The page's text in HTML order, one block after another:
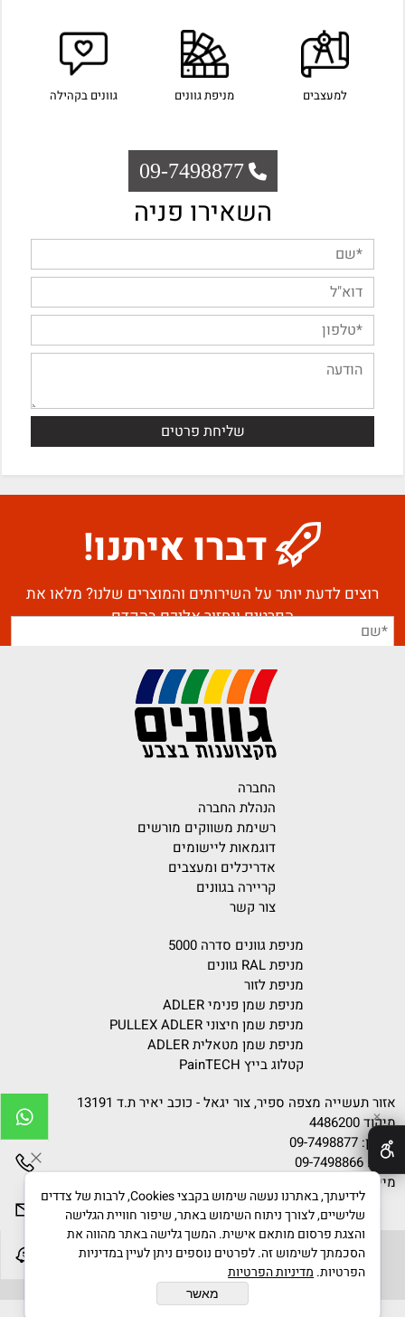
למעצבים מניפת גוונים גוונים בקהילה
09-7498877
השאירו פניה
דברו איתנו!
רוצים לדעת יותר על השירותים והמוצרים שלנו? מלאו את
הפרטים ונחזור אליכם בהקדם
החברה
הנהלת החברה
רשימת משווקים מורשים
דוגמאות ליישומים
אדריכלים ומעצבים
קריירה בגוונים
צור קשר
מניפת גוונים סדרה 5000
מניפת RAL גוונים
מניפת לזור
מניפת שמן פנימי ADLER
מניפת שמן חיצוני PULLEX ADLER
מניפת שמן מטאלית ADLER
קטלוג בייץ PainTECH
אזור תעשייה מצפה ספיר, צור יגאל - כוכב יאיר ת.ד 13191
מיקוד 4486200
טלפון: 09-7498877
פקס: 09-7498866
מייל:
גוונים © 2020 All Rights Reserved
✕
לידיעתך, באתרנו נעשה שימוש בקבצי Cookies, לרבות של צדדים
שלישיים, לצורך ניתוח השימוש באתר, שיפור חוויית הגלישה
והצגת פרסום מותאם אישית. המשך גלישה באתר מהווה את
הסכמתך לשימוש זה. לפרטים נוספים ניתן לעיין במדיניות
הפרטיות. מדיניות הפרטיות
מאשר